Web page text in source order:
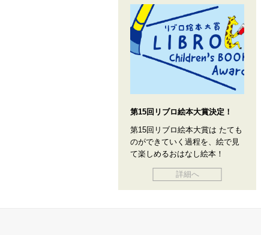
第15回リブロ絵本大賞決定！
第15回リブロ絵本大賞は たても
のができていく過程を、絵で見
て楽しめるおはなし絵本！
詳細へ